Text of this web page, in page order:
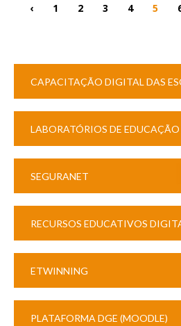
‹ 1 2 3 4 5
CAPACITAÇÃO DIGITAL DAS
LABORATÓRIOS DE
SEGURANET
RECURSOS EDUCATIVOS
ETWINNING
PLATAFORMA DGE (MOODLE)